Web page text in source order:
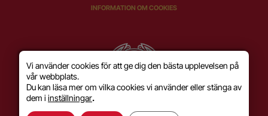
INFORMATION OM COOKIES
Vi använder cookies för att ge dig den bästa upplevelsen på
vår webbplats.
Du kan läsa mer om vilka cookies vi använder eller stänga av
dem i inställningar.